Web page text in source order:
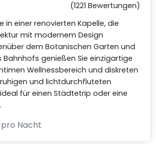
(1221 Bewertungen)
in einer renovierten Kapelle, die
mit modernem Design
dem Botanischen Garten und
Bahnhofs genießen Sie einzigartige
Wellnessbereich und diskreten
ruhigen und lichtdurchfluteten
für einen Städtetrip oder eine
pro Nacht